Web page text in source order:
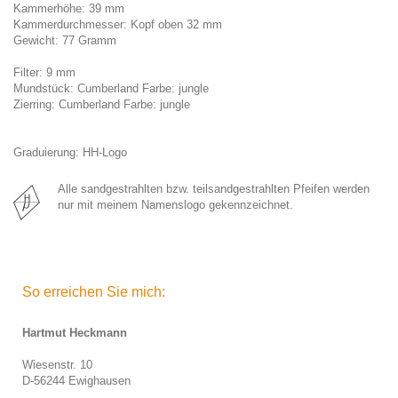
Kammerhöhe: 39 mm
Kammerdurchmesser: Kopf oben 32 mm
Gewicht: 77 Gramm
Filter: 9 mm
Mundstück: Cumberland Farbe: jungle
Zierring: Cumberland Farbe: jungle
Graduierung: HH-Logo
Alle sandgestrahlten bzw. teilsandgestrahlten Pfeifen werden
nur mit meinem Namenslogo gekennzeichnet.
So erreichen Sie mich:
Hartmut Heckmann
Wiesenstr. 10
D-56244 Ewighausen